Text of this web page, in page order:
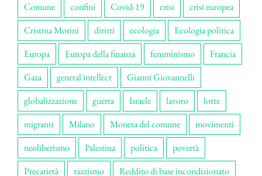
Comune
confini Covid-19 crisi
crisi europea
Cristina Morini
diritti ecologia
Ecologia politica
Europa
Europa della finanza femminismo
Francia
Gaza
general intellect
Gianni Giovannelli
globalizzazione
guerra Israele lavoro
lotte
migranti
Milano Moneta del comune
movimenti
neoliberismo
Palestina politica
povertà
Precarietà
razzismo Reddito di base incondizionato